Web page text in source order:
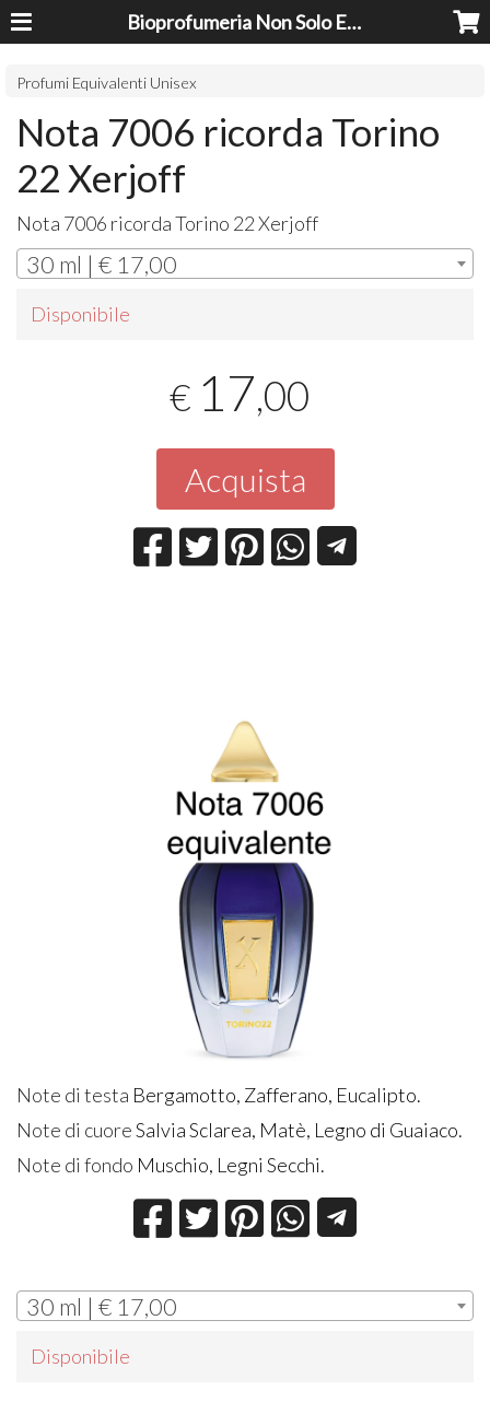
Bioprofumeria Non Solo Essenze
Profumi Equivalenti Unisex
Nota 7006 ricorda Torino
22 Xerjoff
Nota 7006 ricorda Torino 22 Xerjoff
30 ml | € 17,00
Disponibile
€ 17,00
Acquista
Note di testa Bergamotto, Zafferano, Eucalipto.
Note di cuore Salvia Sclarea, Matè, Legno di Guaiaco.
Note di fondo Muschio, Legni Secchi.
30 ml | € 17,00
Disponibile